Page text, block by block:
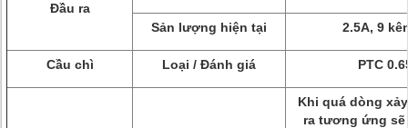
Đầu ra
Sản lượng hiện tại 2.5A, 9
Cầu chì Loại / Đánh giá PTC
Khi quá dòng
ra tương ứng